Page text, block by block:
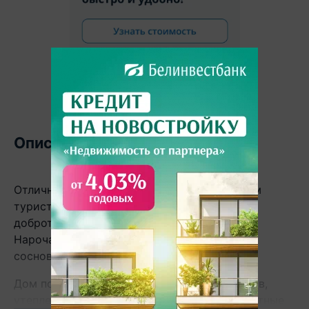
Описание
Отличное предложение в самом популярном
туристическом месте отдыха в Беларуси –
добротный дом с большим участком в
Нарочанском крае в окружении чистого
соснового леса и множества озер.
Дом построен из керамзитобетонных блоков,
утеплен, оштукатурен, покрашен, межкомнатные